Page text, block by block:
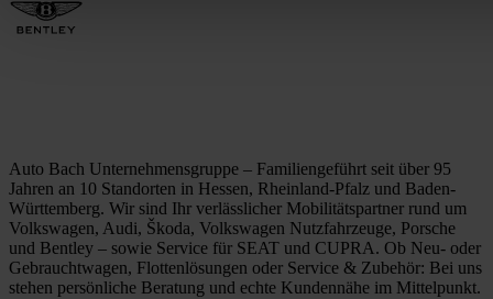
Auto Bach Unternehmensgruppe – Familiengeführt seit über 95
Jahren an 10 Standorten in Hessen, Rheinland-Pfalz und Baden-
Württemberg. Wir sind Ihr verlässlicher Mobilitätspartner rund um
Volkswagen, Audi, Škoda, Volkswagen Nutzfahrzeuge, Porsche
und Bentley – sowie Service für SEAT und CUPRA. Ob Neu- oder
Gebrauchtwagen, Flottenlösungen oder Service & Zubehör: Bei uns
stehen persönliche Beratung und echte Kundennähe im Mittelpunkt.